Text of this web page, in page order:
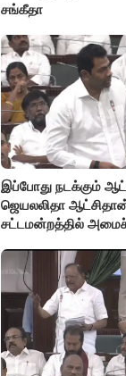
சங்கீதா
இப்போது நடக்கும்
ஜெயலலிதா
சட்டமன்றத்தில்